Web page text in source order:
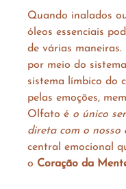
Quando inalados
óleos essenciais
de várias
por meio do
sistema límbico do
pelas emoções,
Olfato é o único
direta com o nosso
central emocional
o Coração da